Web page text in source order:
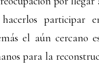
participar
el aún cercano
para la